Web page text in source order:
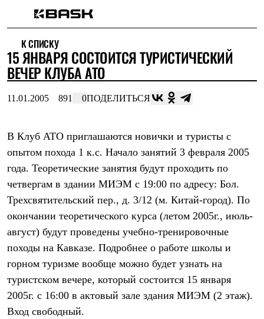
Интернет-магазин
Мужская одежда
Утепленная пухом
Куртки
Жилеты
Куртки
Штормовая одежда
Куртки
Софтшелл одежда
Куртки
Брюки
Флисовая одежда
Куртки
Брюки
Термобелье
Теплое термобелье
Среднее термобелье
Легкое термобелье
Лёгкая одежда
К СПИСКУ
15 ЯНВАРЯ СОСТОИТСЯ ТУРИСТИЧЕСКИЙ
ВЕЧЕР КЛУБА АТО
11.01.2005 891 0ПОДЕЛИТЬСЯ
В Клуб АТО приглашаются новички и туристы с
опытом похода 1 к.с. Начало занятий 3 февраля 2005
года. Теоретические занятия будут проходить по
четвергам в здании МИЭМ с 19:00 по адресу: Бол.
Трехсвятительский пер., д. 3/12 (м. Китай-город). По
окончании теоретического курса (летом 2005г., июль-
август) будут проведены учебно-тренировочные
походы на Кавказе. Подробнее о работе школы и
горном туризме вообще можно будет узнать на
туристском вечере, который состоится 15 января
2005г. с 16:00 в актовый зале здания МИЭМ (2 этаж).
Вход свободный.